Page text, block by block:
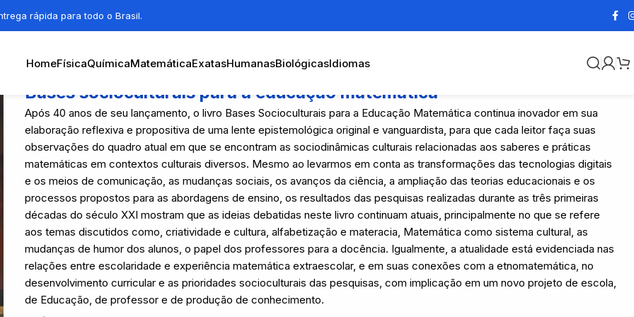
rápida para todo o Brasil.
HomeFísicaQuímicaMatemáticaExatasHumanasBiológicasIdiomas
Bases socioculturais para a educação matemática
Após 40 anos de seu lançamento, o livro Bases Socioculturais para a Educação Matemática continua inovador em sua
elaboração reflexiva e propositiva de uma lente epistemológica original e vanguardista, para que cada leitor faça suas
observações do quadro atual em que se encontram as sociodinâmicas culturais relacionadas aos saberes e práticas
matemáticas em contextos culturais diversos. Mesmo ao levarmos em conta as transformações das tecnologias digitais
e os meios de comunicação, as mudanças sociais, os avanços da ciência, a ampliação das teorias educacionais e os
processos propostos para as abordagens de ensino, os resultados das pesquisas realizadas durante as três primeiras
décadas do século XXI mostram que as ideias debatidas neste livro continuam atuais, principalmente no que se refere
aos temas discutidos como, criatividade e cultura, alfabetização e materacia, Matemática como sistema cultural, as
mudanças de humor dos alunos, o papel dos professores para a docência. Igualmente, a atualidade está evidenciada nas
relações entre escolaridade e experiência matemática extraescolar, e em suas conexões com a etnomatemática, no
desenvolvimento curricular e as prioridades socioculturais das pesquisas, com implicação em um novo projeto de escola,
de Educação, de professor e de produção de conhecimento.